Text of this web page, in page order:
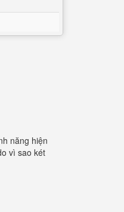
năng hiện
vì sao két